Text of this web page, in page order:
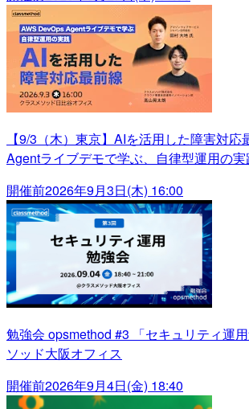
【9/3（木）東京】AIを活用した障害対応
Agentライブデモで学ぶ、自律型運用の実
開催前2026年9月3日(木) 16:00
勉強会 opsmethod #3 「セキュリティ運
ソッド大阪オフィス
開催前2026年9月4日(金) 18:40